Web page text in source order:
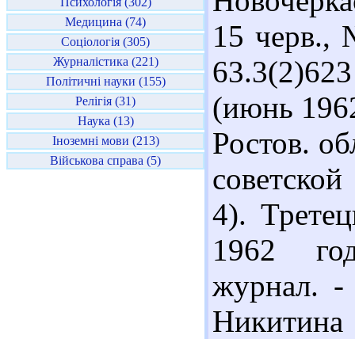
Медицина (74)
Соціологія (305)
Журналістика (221)
Політичні науки (155)
Релігія (31)
Наука (13)
Іноземні мови (213)
Військова справа (5)
15 черв.,
(июнь
Ростов.
4).
1962
журнал.